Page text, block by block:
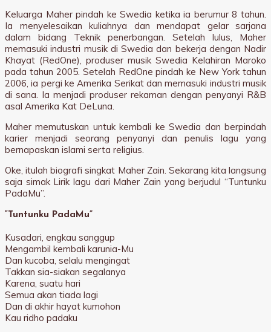
Keluarga Maher pindah ke Swedia ketika ia berumur 8 tahun.
Ia menyelesaikan kuliahnya dan mendapat gelar sarjana
dalam bidang Teknik penerbangan. Setelah lulus, Maher
memasuki industri musik di Swedia dan bekerja dengan Nadir
Khayat (RedOne), produser musik Swedia Kelahiran Maroko
pada tahun 2005. Setelah RedOne pindah ke New York tahun
2006, ia pergi ke Amerika Serikat dan memasuki industri musik
di sana. Ia menjadi produser rekaman dengan penyanyi R&B
asal Amerika Kat DeLuna.
Maher memutuskan untuk kembali ke Swedia dan berpindah
karier menjadi seorang penyanyi dan penulis lagu yang
bernapaskan islami serta religius.
Oke, itulah biografi singkat Maher Zain. Sekarang kita langsung
saja simak Lirik lagu dari Maher Zain yang berjudul “Tuntunku
PadaMu”.
“Tuntunku PadaMu”
Kusadari, engkau sanggup
Mengambil kembali karunia-Mu
Dan kucoba, selalu mengingat
Takkan sia-siakan segalanya
Karena, suatu hari
Semua akan tiada lagi
Dan di akhir hayat kumohon
Kau ridho padaku